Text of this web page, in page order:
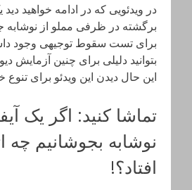
برگشته در ظرفی مملو از نوشابه
برای تست سقوط توجیهی وجود
بتوانید دلیلی برای چنین آزمایش
این حال دیدن این ویدئو برای
نوشابه بجوشانیم چه
افتاد؟!